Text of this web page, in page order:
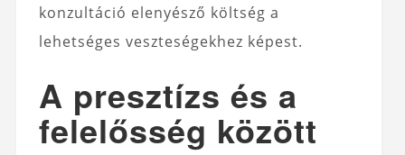
konzultáció elenyésző költség a
lehetséges veszteségekhez képest.
A presztízs és a
felelősség között